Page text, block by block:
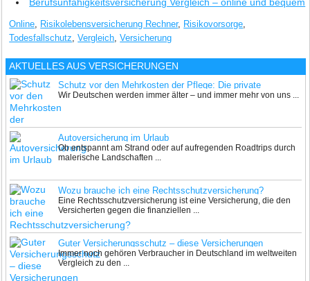
Online, Risikolebensversicherung Rechner, Risikovorsorge,
Todesfallschutz,Vergleich,Versicherung
AKTUELLES AUSVERSICHERUNGEN
Schutz vor den Mehrkosten der Pflege: Die private
Pflegevorsorge
Wir Deutschen werden immer älter – und immer mehr von uns ...
Autoversicherung im Urlaub
Ob entspannt am Strand oder auf aufregenden Roadtrips durch
malerische Landschaften ...
Wozu brauche ich eine Rechtsschutzversicherung?
Eine Rechtsschutzversicherung ist eine Versicherung, die den
Versicherten gegen die finanziellen ...
Guter Versicherungsschutz – diese Versicherungen
schützen vor hohen Kosten!
Immer noch gehören Verbraucher in Deutschland im weltweiten
Vergleich zu den ...